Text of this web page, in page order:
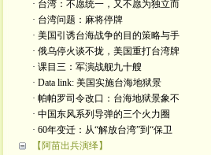
· 台湾：不愿统一，又不愿为独立而
· 台湾问题：麻将停牌
· 美国引诱台海战争的目的策略与手
· 俄乌停火谈不拢，美国重打台湾牌
· 课目三：军演战舰九十艘
· Data link: 美国实施台海地狱景
· 帕帕罗司令改口：台海地狱景象不
· 中国东风系列导弹的三个火力圈
· 60年变迁：从“解放台湾”到“保卫
【阿苗出兵演绎】